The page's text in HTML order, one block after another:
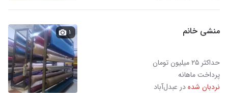
منشی خانم
حداکثر ۲۵ میلیون تومان
پرداخت ماهانه
نردبان شدهدر عبدل‌آباد
۱